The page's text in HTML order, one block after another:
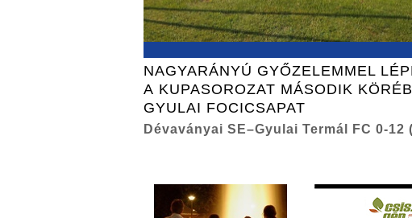
NAGYARÁNYÚ GYŐZELEMMEL
A KUPASOROZAT MÁSODIK
GYULAI FOCICSAPAT
Dévaványai SE–Gyulai Termál FC 0-12